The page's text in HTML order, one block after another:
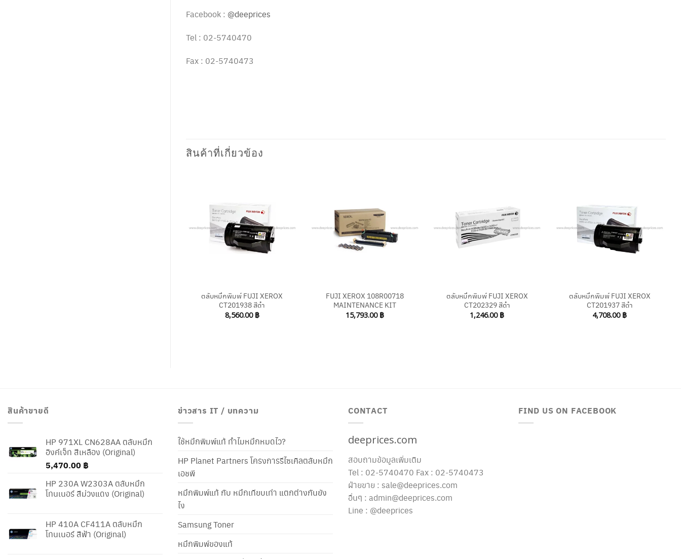
Facebook : @deeprices
Tel : 02-5740470
Fax : 02-5740473
สินค้าที่เกี่ยวข้อง
ตลับหมึกพิมพ์ FUJI XEROX
CT201938 สีดำ
8,560.00 ฿
FUJI XEROX 108R00718
MAINTENANCE KIT
15,793.00 ฿
ตลับหมึกพิมพ์ FUJI XEROX
CT202329 สีดำ
1,246.00 ฿
ตลับหมึกพิมพ์ FUJI XEROX
CT201937 สีดำ
4,708.00 ฿
สินค้าขายดี
HP 971XL CN628AA ตลับหมึก
อิงค์เจ็ท สีเหลือง (Original)
5,470.00 ฿
HP 230A W2303A ตลับหมึก
โทนเนอร์ สีม่วงแดง (Original)
HP 410A CF411A ตลับหมึก
โทนเนอร์ สีฟ้า (Original)
ข่าวสาร IT / บทความ
ใช้หมึกพิมพ์แท้ ทำไมหมึกหมดไว?
HP Planet Partners โครงการรีไซเคิลตลับหมึก
เอชพี
หมึกพิมพ์แท้ กับ หมึกเทียบเท่า แตกต่างกันยัง
ไง
Samsung Toner
หมึกพิมพ์ของแท้
CONTACT
deeprices.com
สอบถามข้อมูลเพิ่มเติม
Tel : 02-5740470 Fax : 02-5740473
ฝ่ายขาย : sale@deeprices.com
อื่นๆ : admin@deeprices.com
Line : @deeprices
FIND US ON FACEBOOK